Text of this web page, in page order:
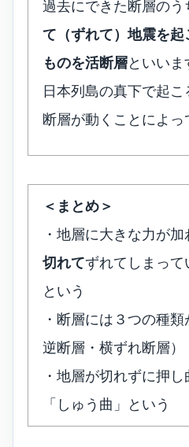
過去にできた断層のう
て（ずれて）地震を
ものを活断層といいま
日本列島の真下で起
断層が動くことによっ
＜まとめ＞
・地層に大きな力が
切れてずれてしまって
という
・断層には３つの種類
逆断層・横ずれ断層）
・地層が切れずに押
「しゅう曲」という